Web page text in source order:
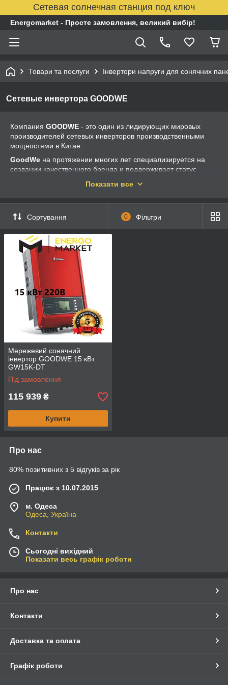
Сетевая солнечная станция под ключ
Energomarket - Просте замовлення, великий вибір!
Товари та послуги Інвертори напруги для сонячних
Сетевые инвертора GOODWE
Компания GOODWE - это один из лидирующих мировых
производителей сетевых инверторов производственными
мощностями в Китае.
GoodWe на протяжении многих лет специализируется на
создании качественного бренда и поддерживает статус
бренд был улучшен за счет высокого качества, надежного
Комплектующие для всех инверторов
производятся
по требованиям согласно международным стандартам
качества:
Диапазон мощности варьируется от 1 до 50 кВт.
Висока ефективність перетворення до 98,8%.
Ефективність MPPT до 99,5%.
THDi становить менше 1%.
Всі інвертори GoodWe сертифіковані CGC, CEI0-21,
VDE, TUV, CE, G83, G59, SAA, EN50438 і MEA.
Показати все
Сортування 0 Фільтри
Мережевий сонячний
інвертор GOODWE 15 кВт
GW15K-DT
Під замовлення
115 939 ₴
Купити
Про нас
80% позитивних з 5 відгуків за рік
Працює з 10.07.2015
м. Одеса
Одеса, Україна
Контакти
Сьогодні вихідний
Показати весь графік роботи
Про нас
Контакти
Доставка та оплата
Графік роботи